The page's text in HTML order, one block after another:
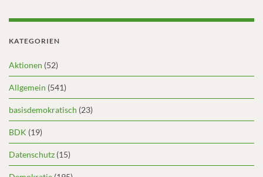
KATEGORIEN
Aktionen (52)
Allgemein (541)
basisdemokratisch (23)
BDK (19)
Datenschutz (15)